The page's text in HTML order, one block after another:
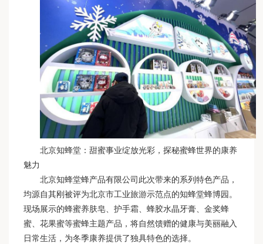
北京知蜂堂：甜蜜事业绽放光彩，探秘蜜蜂世界的康养
魅力
北京知蜂堂蜂产品有限公司此次带来的系列特色产品，
均源自其刚被评为北京市工业旅游示范点的知蜂堂蜂博园。
现场展示的蜂蜜养肤皂、护手霜、蜂胶水晶牙膏、金奖蜂
蜜、花果蜜等蜜蜂主题产品，将自然馈赠的健康与美丽融入
日常生活，为冬季康养提供了独具特色的选择。